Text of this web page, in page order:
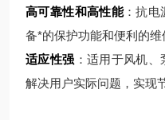
高可靠性和高性能：抗电
备*的保护功能和便利的维
适应性强 ：适用于风机
解决用户实际问题，实现